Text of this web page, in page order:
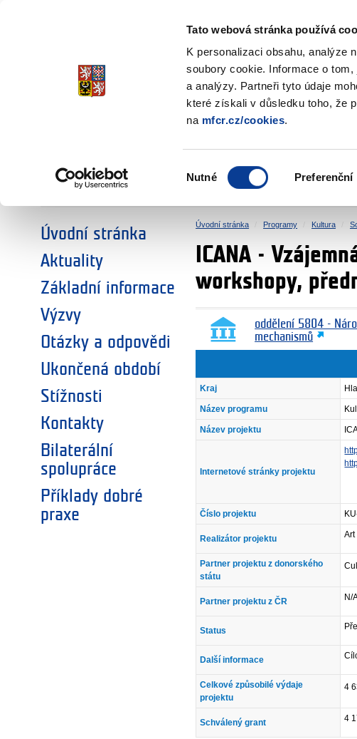
Tato webová stránka používá
K personalizaci obsahu, analýze
soubory cookie. Informace o
a analýzy. Partneři tyto údaje
které získali v důsledku toho, že
na mfcr.cz/cookies.
souhlasu
Nutné Preferenční
Fondy EHP a
ZVOLTE SI OBLAST:
SOCIÁLNÍ DIALOG ŽIVOTNÍ PROSTŘEDÍ
Úvodní stránka
Aktuality
Základní informace
Výzvy
Otázky a odpovědi
Ukončená období
Stížnosti
Kontakty
Bilaterální
spolupráce
Příklady dobré
praxe
Úvodní stránka Programy Kultura
ICANA -
workshopy,
oddělení 5804 -
mechanismů
Kraj
Název programu
Název projektu
Internetové stránky projektu
Číslo projektu
Realizátor projektu
Partner projektu z donorského
státu
Partner projektu z ČR N/
Status
Další informace
Celkové způsobilé výdaje
projektu
4
Schválený grant 4